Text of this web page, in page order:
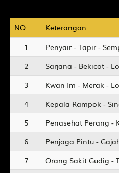
NO. Keterangan
NO.
Keterangan
1
Penyair - Tapir -
2
Sarjana - Bekicot -
3
Kwan Im - Merak -
4
Kepala Rampok -
5
Penasehat Perang -
6
Penjaga Pintu -
7
Orang Sakit Gudig -